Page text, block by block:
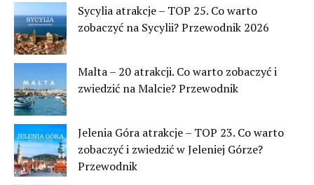
Sycylia atrakcje – TOP 25. Co warto
zobaczyć na Sycylii? Przewodnik 2026
Malta – 20 atrakcji. Co warto zobaczyć i
zwiedzić na Malcie? Przewodnik
Jelenia Góra atrakcje – TOP 23. Co warto
zobaczyć i zwiedzić w Jeleniej Górze?
Przewodnik